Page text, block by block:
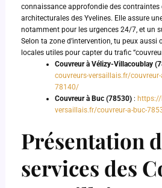
connaissance approfondie des
architecturales des Yvelines. Elle assure
notamment pour les urgences 24/7, et un
Selon ta zone d’intervention, tu peux aussi
locales utiles pour capter du trafic
Couvreur à Vélizy-Villacoublay
couvreurs-versaillais.fr/
78140/
Couvreur à Buc (78530) : https://
versaillais.fr/couvreur-a-buc-
Présentation
services des